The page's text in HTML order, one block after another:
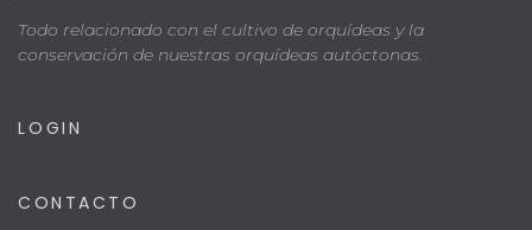
Todo relacionado con el cultivo de orquídeas y la
conservación de nuestras orquídeas autóctonas.
LOGIN
CONTACTO